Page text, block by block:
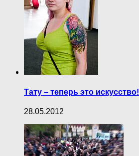
Тату – теперь это искусство!
28.05.2012